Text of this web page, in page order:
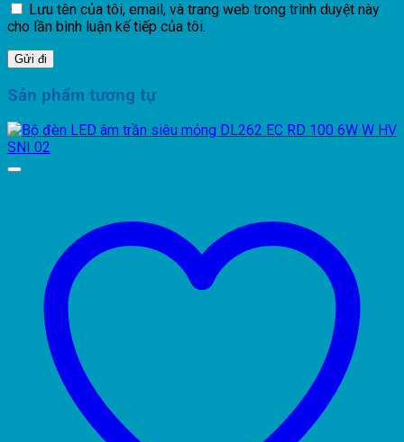
Lưu tên của tôi, email, và trang web trong trình duyệt này
cho lần bình luận kế tiếp của tôi.
Sản phẩm tương tự